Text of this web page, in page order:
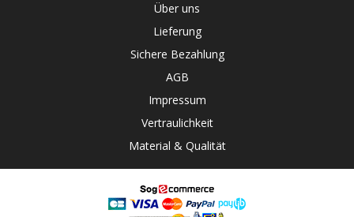
Über uns
Lieferung
Sichere Bezahlung
AGB
Impressum
Vertraulichkeit
Material & Qualität